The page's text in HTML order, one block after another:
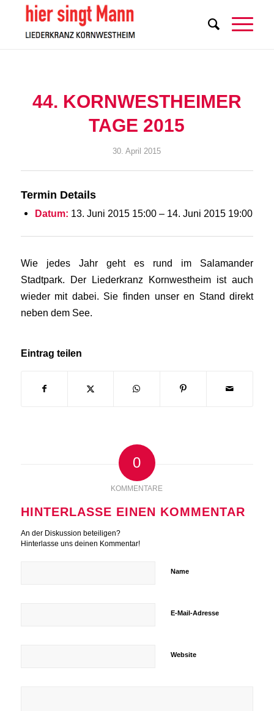
44. KORNWESTHEIMER
TAGE 2015
30. April 2015
Termin Details
Datum: 13. Juni 2015 15:00– 14. Juni 2015 19:00
Wie jedes Jahr geht es rund im Salamander
Stadtpark. Der Liederkranz Kornwestheim ist auch
wieder mit dabei. Sie finden unser en Stand direkt
neben dem See.
Eintrag teilen
0
KOMMENTARE
HINTERLASSE EINEN KOMMENTAR
An der Diskussion beteiligen?
Hinterlasse uns deinen Kommentar!
Name
E-Mail-Adresse
Website